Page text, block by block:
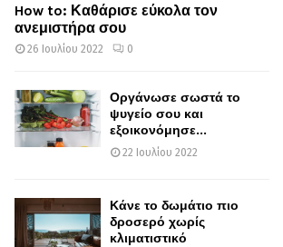
How to: Καθάρισε εύκολα τον
ανεμιστήρα σου
26 Ιουλίου 2022 0
Οργάνωσε σωστά το
ψυγείο σου και
εξοικονόμησε...
22 Ιουλίου 2022
Κάνε το δωμάτιο πιο
δροσερό χωρίς
κλιματιστικό